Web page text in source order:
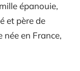
épanouie,
et père de
née en France,